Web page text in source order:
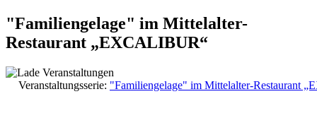
"Familiengelage" im Mittelalter-
Restaurant „EXCALIBUR“
Veranstaltungsserie: "Familiengelage" im Mittelalter-Restaurant